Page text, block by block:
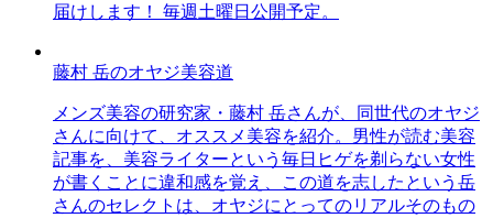
届けします！ 毎週土曜日公開予定。
藤村 岳のオヤジ美容道
メンズ美容の研究家・藤村 岳さんが、同世代のオヤジ
さんに向けて、オススメ美容を紹介。男性が読む美容
記事を、美容ライターという毎日ヒゲを剃らない女性
が書くことに違和感を覚え、この道を志したという岳
さんのセレクトは、オヤジにとってのリアルそのもの